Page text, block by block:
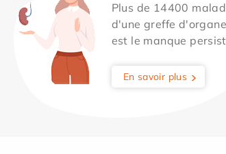
Plus de 14400
d'une greffe
est le manque
En savoir plus